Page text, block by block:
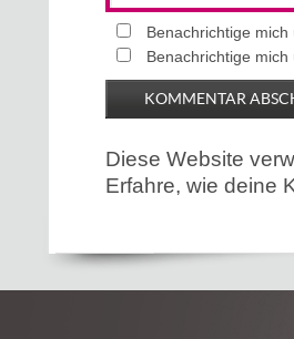
Benachrichtige
Benachrichtige
Diese Website
Erfahre, wie deine